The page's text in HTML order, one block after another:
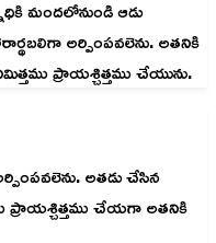
మందలోనుండి ఆడు
అర్పింపవలెను. అతనికి
ప్రాయశ్చిత్తము చేయును.
అతడు చేసిన
చేయగా అతనికి